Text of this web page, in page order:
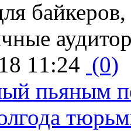
11:24 (0)
пьяным